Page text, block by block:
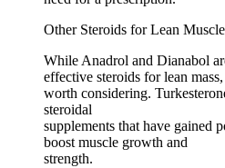
Other Steroids for Lean
While Anadrol and Dianabol
effective steroids for lean
worth considering.
steroidal
supplements that have gained
boost muscle growth and
strength.